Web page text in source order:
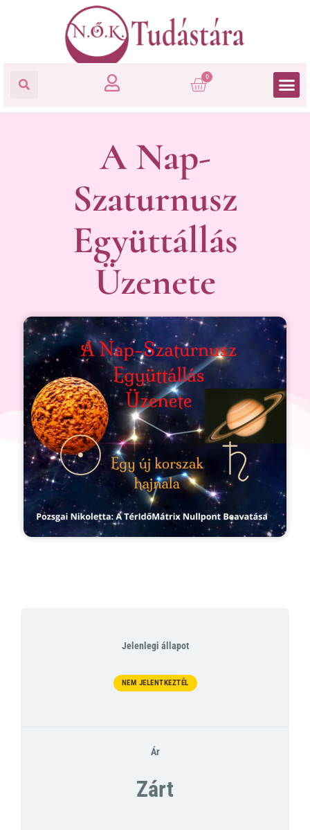
0
A Nap-
Szaturnusz
Együttállás
Üzenete
Jelenlegi állapot
NEM JELENTKEZTÉL
Ár
Zárt